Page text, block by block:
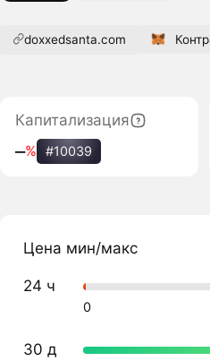
doxxedsanta.com
Капитализация
‒% #10039
Цена мин/макс
24 ч
0
30 д